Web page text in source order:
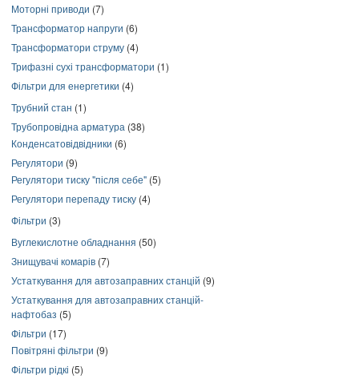
Моторні приводи (7)
Трансформатор напруги (6)
Трансформатори струму (4)
Трифазні сухі трансформатори (1)
Фільтри для енергетики (4)
Трубний стан (1)
Трубопровідна арматура (38)
Конденсатовідвідники (6)
Регулятори (9)
Регулятори тиску "після себе" (5)
Регулятори перепаду тиску (4)
Фільтри (3)
Вуглекислотне обладнання (50)
Знищувачі комарів (7)
Устаткування для автозаправних станцій (9)
Устаткування для автозаправних станцій-
нафтобаз (5)
Фільтри (17)
Повітряні фільтри (9)
Фільтри рідкі (5)